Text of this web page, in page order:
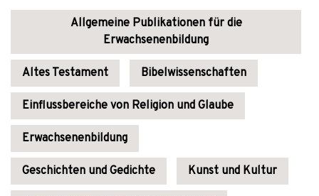
Allgemeine Publikationen für die
Erwachsenenbildung
Altes Testament Bibelwissenschaften
Einflussbereiche von Religion und Glaube
Erwachsenenbildung
Geschichten und Gedichte Kunst und Kultur